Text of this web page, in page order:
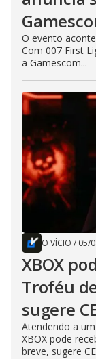
O evento
Com 007 First
a Gamescom...
O VÍCIO / 05/
XBOX
Troféu
sugere
Atendendo a
XBOX pode
breve, sugere